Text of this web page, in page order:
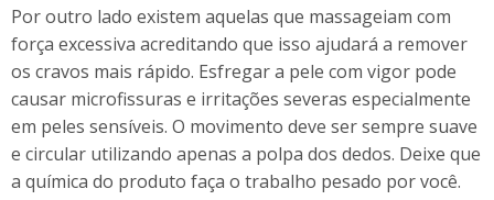
Por outro lado existem aquelas que massageiam com
força excessiva acreditando que isso ajudará a remover
os cravos mais rápido. Esfregar a pele com vigor pode
causar microfissuras e irritações severas especialmente
em peles sensíveis. O movimento deve ser sempre suave
e circular utilizando apenas a polpa dos dedos. Deixe que
a química do produto faça o trabalho pesado por você.